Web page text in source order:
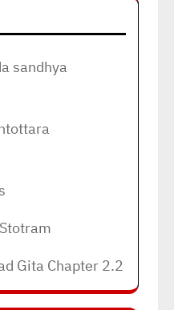
sandhya
Gita Chapter 2.2